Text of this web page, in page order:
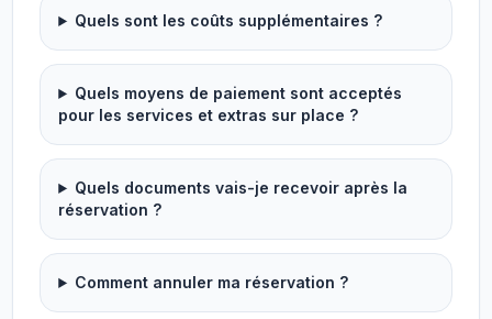
Quels sont les coûts supplémentaires ?
Quels moyens de paiement sont acceptés
pour les services et extras sur place ?
Quels documents vais-je recevoir après la
réservation ?
Comment annuler ma réservation ?